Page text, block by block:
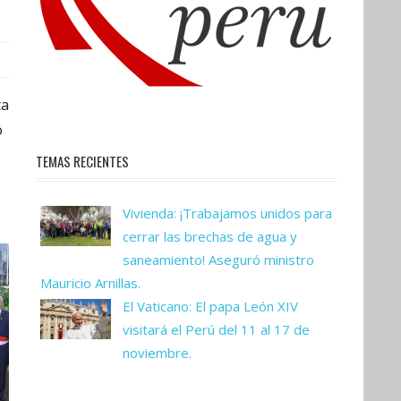
TEMAS RECIENTES
Vivienda: ¡Trabajamos unidos para
cerrar las brechas de agua y
saneamiento! Aseguró ministro
Mauricio Arnillas.
El Vaticano: El papa León XIV
visitará el Perú del 11 al 17 de
noviembre.